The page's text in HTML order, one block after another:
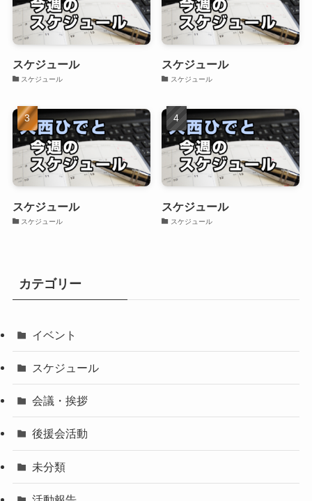
スケジュール
スケジュール
スケジュール
スケジュール
スケジュール
スケジュール
スケジュール
スケジュール
カテゴリー
イベント
スケジュール
会議・挨拶
後援会活動
未分類